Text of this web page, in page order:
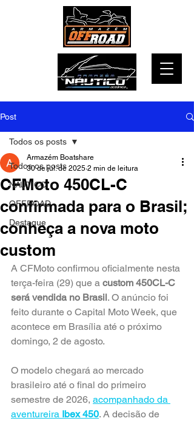
Post
Todos os posts
NÁUTICO
OFFROAD
Destaque
Todos os posts
CFMoto 450CL-C
confirmada para o Brasil;
conheça a nova moto
custom
Armazém Boatshare
30 de jul. de 2025 2 min de leitura
A CFMoto confirmou oficialmente nesta
terça-feira (29) que a custom 450CL-C
será vendida no Brasil. O anúncio foi
feito durante o Capital Moto Week, que
acontece em Brasília até o próximo
domingo, 2 de agosto.
O modelo chegará ao mercado
brasileiro até o final do primeiro
semestre de 2026, acompanhado da
aventureira Ibex 450. A decisão de